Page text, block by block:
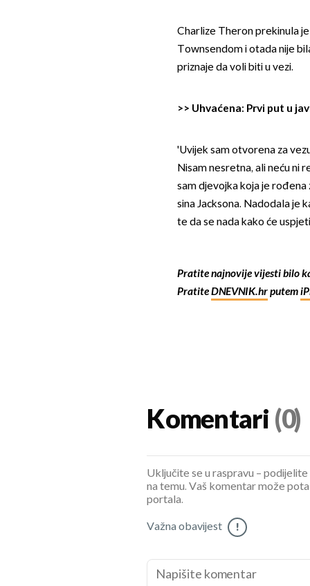
Charlize Theron prekinula
Townsendom i otada nije
priznaje da voli biti u vezi.
>> Uhvaćena: Prvi put u
'Uvijek sam otvorena za
Nisam nesretna, ali neću ni
sam djevojka koja je rođena
sina Jacksona. Nadodala je
te da se nada kako će
Pratite najnovije vijesti bilo
PratiteDNEVNIK.hrputem
Komentari (0)
Uključite se u raspravu –
na temu. Vaš komentar može
portala.
Važna obavijest !